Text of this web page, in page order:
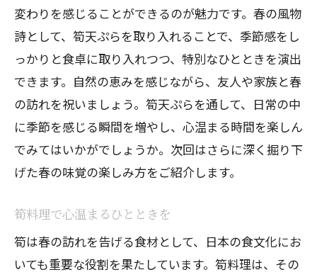
変わりを感じることができるのが魅力です。春の風物
詩として、筍天ぷらを取り入れることで、季節感をし
っかりと食卓に取り入れつつ、特別なひとときを演出
できます。自然の恵みを感じながら、友人や家族と春
の訪れを祝いましょう。筍天ぷらを通して、日常の中
に季節を感じる瞬間を増やし、心温まる時間を楽しん
でみてはいかがでしょうか。次回はさらに深く掘り下
げた春の味覚の楽しみ方をご紹介します。
筍料理で心温まるひとときを
筍は春の訪れを告げる食材として、日本の食文化にお
いても重要な役割を果たしています。筍料理は、その